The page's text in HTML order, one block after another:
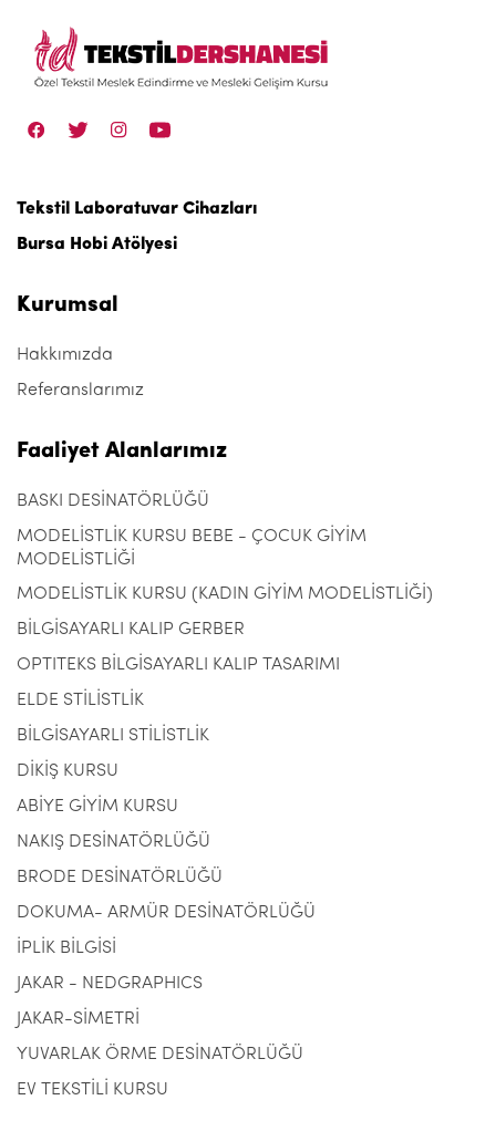
Tekstil Laboratuvar Cihazları
Bursa Hobi Atölyesi
Kurumsal
Hakkımızda
Referanslarımız
Faaliyet Alanlarımız
BASKI DESİNATÖRLÜĞÜ
MODELİSTLİK KURSU BEBE - ÇOCUK GİYİM
MODELİSTLİĞİ
MODELİSTLİK KURSU (KADIN GİYİM MODELİSTLİĞİ)
BİLGİSAYARLI KALIP GERBER
OPTITEKS BİLGİSAYARLI KALIP TASARIMI
ELDE STİLİSTLİK
BİLGİSAYARLI STİLİSTLİK
DİKİŞ KURSU
ABİYE GİYİM KURSU
NAKIŞ DESİNATÖRLÜĞÜ
BRODE DESİNATÖRLÜĞÜ
DOKUMA- ARMÜR DESİNATÖRLÜĞÜ
İPLİK BİLGİSİ
JAKAR - NEDGRAPHICS
JAKAR-SİMETRİ
YUVARLAK ÖRME DESİNATÖRLÜĞÜ
EV TEKSTİLİ KURSU